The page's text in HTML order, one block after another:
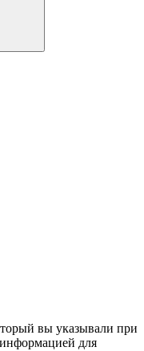
вы указывали при
для